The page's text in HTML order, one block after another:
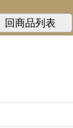
回商品列表